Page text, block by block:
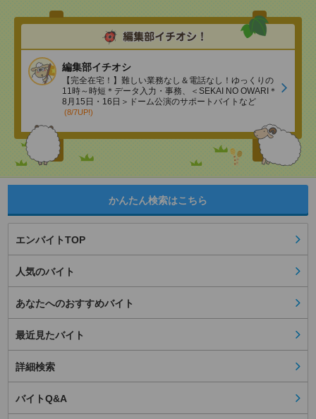
編集部イチオシ
【完全在宅！】難しい業務なし＆電話なし！ゆっくりの
11時～時短＊データ入力・事務、＜SEKAI NO OWARI＊
8月15日・16日＞ドーム公演のサポートバイトなど
(8/7UP!)
かんたん検索はこちら
エンバイトTOP
人気のバイト
あなたへのおすすめバイト
最近見たバイト
詳細検索
バイトQ&A